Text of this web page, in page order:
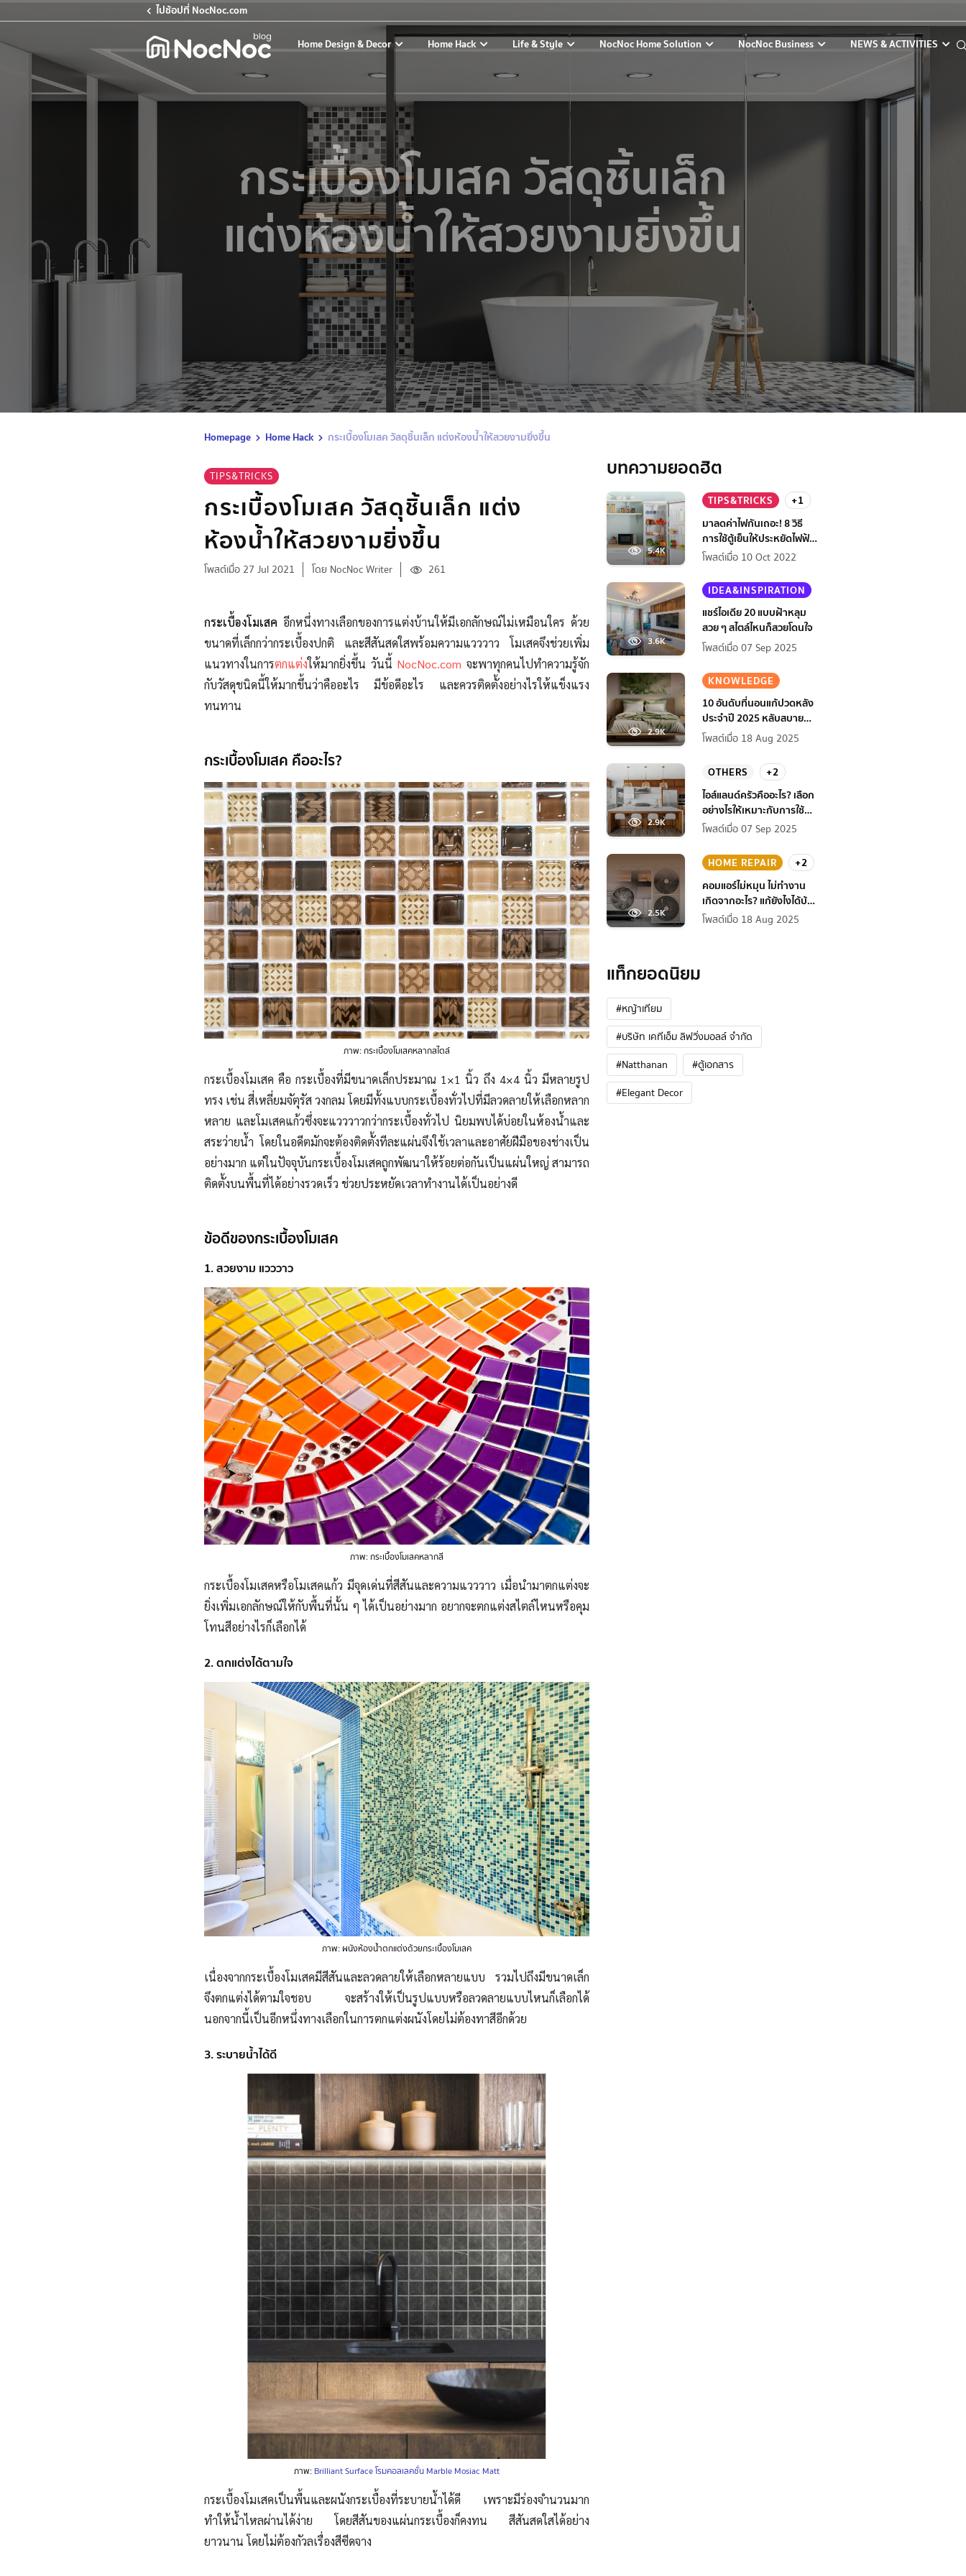
ไปช้อปที่ NocNoc.com
Home Design & Decor Home Hack Life & Style NocNoc Home Solution NocNoc Business NEWS & ACTIVITIES
กระเบื้องโมเสค วัสดุชิ้นเล็ก
แต่งห้องน้ำให้สวยงามยิ่งขึ้น
Homepage Home Hack กระเบื้องโมเสค วัสดุชิ้นเล็ก แต่งห้องน้ำให้สวยงามยิ่งขึ้น
TIPS&TRICKS
กระเบื้องโมเสค วัสดุชิ้นเล็ก แต่ง
ห้องน้ำให้สวยงามยิ่งขึ้น
โพสต์เมื่อ 27 Jul 2021 โดย NocNoc Writer 261
กระเบื้องโมเสค อีกหนึ่งทางเลือกของการแต่งบ้านให้มีเอกลักษณ์ไม่เหมือนใคร ด้วย
ขนาดที่เล็กกว่ากระเบื้องปกติ และสีสันสดใสพร้อมความแวววาว โมเสคจึงช่วยเพิ่ม
แนวทางในการตกแต่งให้มากยิ่งขึ้น วันนี้ NocNoc.com จะพาทุกคนไปทำความรู้จัก
กับวัสดุชนิดนี้ให้มากขึ้นว่าคืออะไร มีข้อดีอะไร และควรติดตั้งอย่างไรให้แข็งแรง
ทนทาน
กระเบื้องโมเสค คืออะไร?
ภาพ: กระเบื้องโมเสคหลากสไตล์
กระเบื้องโมเสค คือ กระเบื้องที่มีขนาดเล็กประมาณ 1×1 นิ้ว ถึง 4×4 นิ้ว มีหลายรูป
ทรง เช่น สี่เหลี่ยมจัตุรัส วงกลม โดยมีทั้งแบบกระเบื้องทั่วไปที่มีลวดลายให้เลือกหลาก
หลาย และโมเสคแก้วซึ่งจะแวววาวกว่ากระเบื้องทั่วไป นิยมพบได้บ่อยในห้องน้ำและ
สระว่ายน้ำ โดยในอดีตมักจะต้องติดตั้งทีละแผ่นจึงใช้เวลาและอาศัยฝีมือของช่างเป็น
อย่างมาก แต่ในปัจจุบันกระเบื้องโมเสคถูกพัฒนาให้ร้อยต่อกันเป็นแผ่นใหญ่ สามารถ
ติดตั้งบนพื้นที่ได้อย่างรวดเร็ว ช่วยประหยัดเวลาทำงานได้เป็นอย่างดี
ข้อดีของกระเบื้องโมเสค
1. สวยงาม แวววาว
ภาพ: กระเบื้องโมเสคหลากสี
กระเบื้องโมเสคหรือโมเสคแก้ว มีจุดเด่นที่สีสันและความแวววาว เมื่อนำมาตกแต่งจะ
ยิ่งเพิ่มเอกลักษณ์ให้กับพื้นที่นั้น ๆ ได้เป็นอย่างมาก อยากจะตกแต่งสไตล์ไหนหรือคุม
โทนสีอย่างไรก็เลือกได้
2. ตกแต่งได้ตามใจ
ภาพ: ผนังห้องน้ำตกแต่งด้วยกระเบื้องโมเสค
เนื่องจากกระเบื้องโมเสคมีสีสันและลวดลายให้เลือกหลายแบบ รวมไปถึงมีขนาดเล็ก
จึงตกแต่งได้ตามใจชอบ จะสร้างให้เป็นรูปแบบหรือลวดลายแบบไหนก็เลือกได้
นอกจากนี้เป็นอีกหนึ่งทางเลือกในการตกแต่งผนังโดยไม่ต้องทาสีอีกด้วย
3. ระบายน้ำได้ดี
ภาพ: Brilliant Surface โรมคอลเลคชั่น Marble Mosiac Matt
กระเบื้องโมเสคเป็นพื้นและผนังกระเบื้องที่ระบายน้ำได้ดี เพราะมีร่องจำนวนมาก
ทำให้น้ำไหลผ่านได้ง่าย โดยสีสันของแผ่นกระเบื้องก็คงทน สีสันสดใสได้อย่าง
ยาวนาน โดยไม่ต้องกัวลเรื่องสีซีดจาง
บทความยอดฮิต
5.4K
TIPS&TRICKS
+1
มาลดค่าไฟกันเถอะ! 8 วิธี
การใช้ตู้เย็นให้ประหยัดไฟฟ้า
กว่าเดิม
โพสต์เมื่อ 10 Oct 2022
3.6K
IDEA&INSPIRATION
แชร์ไอเดีย 20 แบบฝ้าหลุม
สวย ๆ สไตล์ไหนก็สวยโดนใจ
โพสต์เมื่อ 07 Sep 2025
2.9K
KNOWLEDGE
10 อันดับที่นอนแก้ปวดหลัง
ประจำปี 2025 หลับสบาย
สุขภาพดียิ่งกว่าเดิม
โพสต์เมื่อ 18 Aug 2025
2.9K
OTHERS
+2
ไอส์แลนด์ครัวคืออะไร? เลือก
อย่างไรให้เหมาะกับการใช้
งานที่บ้าน
โพสต์เมื่อ 07 Sep 2025
2.5K
HOME REPAIR
+2
คอมแอร์ไม่หมุน ไม่ทํางาน
เกิดจากอะไร? แก้ยังไงได้บ้าง
ก่อนแอร์พัง!
โพสต์เมื่อ 18 Aug 2025
แท็กยอดนิยม
#หญ้าเทียม
#บริษัท เคทีเอ็ม ลิฟวิ่งมอลล์ จำกัด
#Natthanan
#ตู้เอกสาร
#Elegant Decor